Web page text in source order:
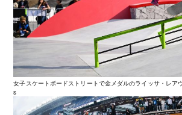
女子スケートボードストリートで金メダルのライッサ・レ
s